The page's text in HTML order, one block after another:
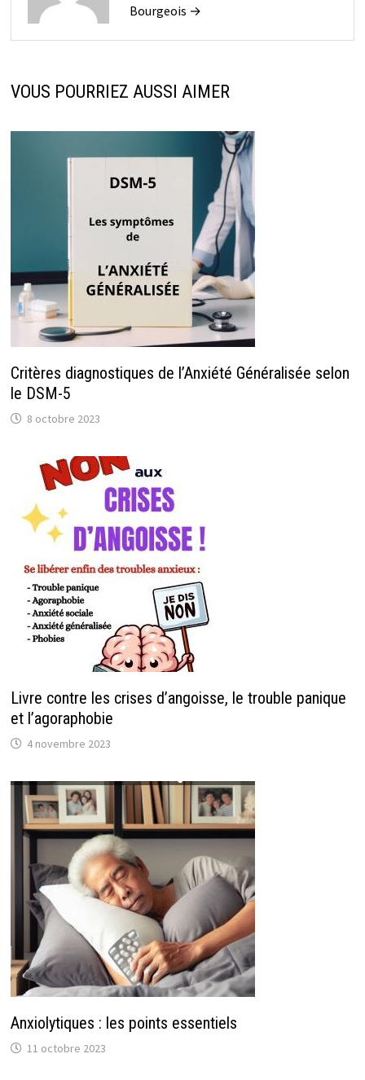
Bourgeois →
VOUS POURRIEZ AUSSI AIMER
Critères diagnostiques de l’Anxiété Généralisée selon
le DSM-5
8 octobre 2023
Livre contre les crises d’angoisse, le trouble panique
et l’agoraphobie
4 novembre 2023
Anxiolytiques : les points essentiels
11 octobre 2023